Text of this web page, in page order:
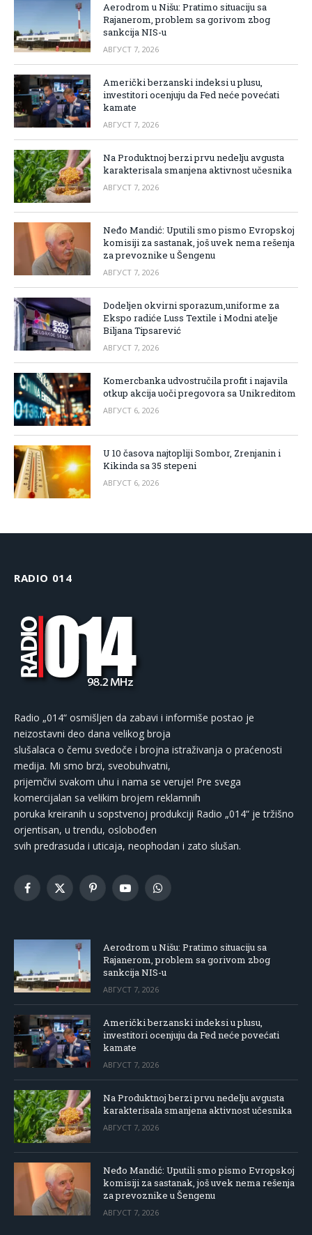
Aerodrom u Nišu: Pratimo situaciju sa
Rajanerom, problem sa gorivom zbog
sankcija NIS-u
АВГУСТ 7, 2026
Američki berzanski indeksi u plusu,
investitori ocenjuju da Fed neće povećati
kamate
АВГУСТ 7, 2026
Na Produktnoj berzi prvu nedelju avgusta
karakterisala smanjena aktivnost učesnika
АВГУСТ 7, 2026
Neđo Mandić: Uputili smo pismo Evropskoj
komisiji za sastanak, još uvek nema rešenja
za prevoznike u Šengenu
АВГУСТ 7, 2026
Dodeljen okvirni sporazum,uniforme za
Ekspo radiće Luss Textile i Modni atelje
Biljana Tipsarević
АВГУСТ 7, 2026
Komercbanka udvostručila profit i najavila
otkup akcija uoči pregovora sa Unikreditom
АВГУСТ 6, 2026
U 10 časova najtopliji Sombor, Zrenjanin i
Kikinda sa 35 stepeni
АВГУСТ 6, 2026
RADIO 014
Radio „014“ osmišljen da zabavi i informiše postao je
neizostavni deo dana velikog broja
slušalaca o čemu svedoče i brojna istraživanja o praćenosti
medija. Mi smo brzi, sveobuhvatni,
prijemčivi svakom uhu i nama se veruje! Pre svega
komercijalan sa velikim brojem reklamnih
poruka kreiranih u sopstvenoj produkciji Radio „014“ je tržišno
orjentisan, u trendu, oslobođen
svih predrasuda i uticaja, neophodan i zato slušan.
Facebook
X
PinterestYouTubeWhatsApp
Aerodrom u Nišu: Pratimo situaciju sa
Rajanerom, problem sa gorivom zbog
sankcija NIS-u
АВГУСТ 7, 2026
Američki berzanski indeksi u plusu,
investitori ocenjuju da Fed neće povećati
kamate
АВГУСТ 7, 2026
Na Produktnoj berzi prvu nedelju avgusta
karakterisala smanjena aktivnost učesnika
АВГУСТ 7, 2026
Neđo Mandić: Uputili smo pismo Evropskoj
komisiji za sastanak, još uvek nema rešenja
za prevoznike u Šengenu
АВГУСТ 7, 2026